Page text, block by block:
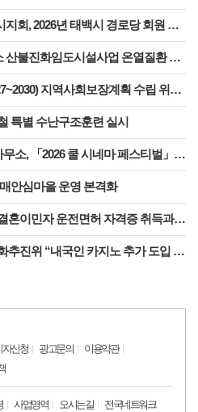
2026년 태백시 경로당 회원 연찬회 개최
도시설사업 온열질환 예방을 위한 현장점검 강화
지역사회보장계획 수립 위한 첫 TF회의
특별 수난구조훈련 실시
쿨 시네마 페스티벌」 참가 탄소중립 홍보부스 운영
안심마을 운영 본격화
전면허 자격증 취득과정 운영 ‘참여자 전원 면허 취득’
국인 카지노 추가 도입 논의 이제는 완전히 중단하라!”
신청 광고문의
이용약관
사업영역 오시는길 전국네트워크